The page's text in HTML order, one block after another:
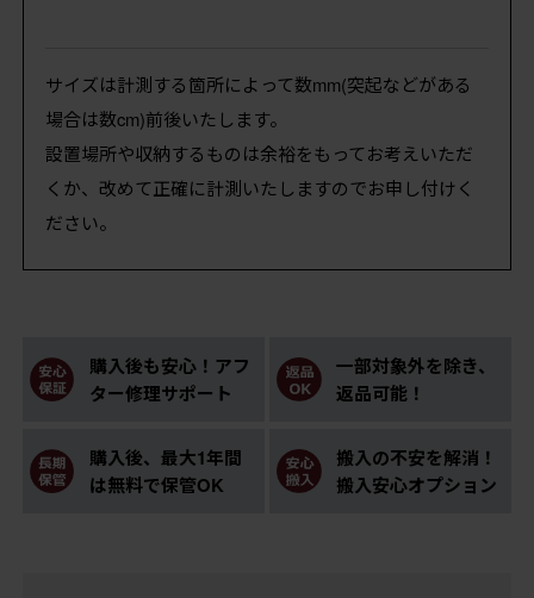
サイズは計測する箇所によって数mm(突起などがある
場合は数cm)前後いたします。
設置場所や収納するものは余裕をもってお考えいただ
くか、改めて正確に計測いたしますのでお申し付けく
ださい。
購入後も安心！アフ
ター修理サポート
一部対象外を除き、
返品可能！
購入後、最大1年間
は無料で保管OK
搬入の不安を解消！
搬入安心オプション